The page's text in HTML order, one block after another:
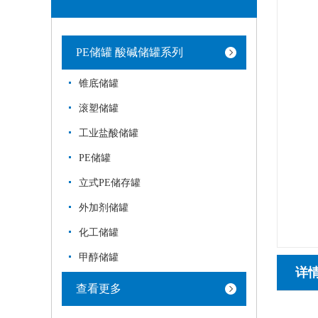
PE储罐 酸碱储罐系列
锥底储罐
滚塑储罐
工业盐酸储罐
PE储罐
立式PE储存罐
外加剂储罐
化工储罐
甲醇储罐
查看更多
详